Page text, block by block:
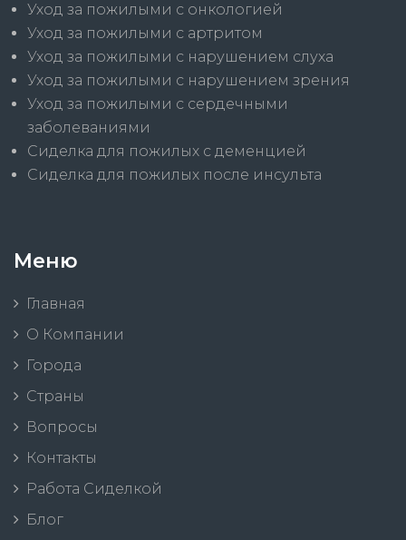
Уход за пожилыми с онкологией
Уход за пожилыми с артритом
Уход за пожилыми с нарушением слуха
Уход за пожилыми с нарушением зрения
Уход за пожилыми с сердечными
заболеваниями
Сиделка для пожилых с деменцией
Сиделка для пожилых после инсульта
Меню
Главная
О Компании
Города
Страны
Вопросы
Контакты
Работа Сиделкой
Блог